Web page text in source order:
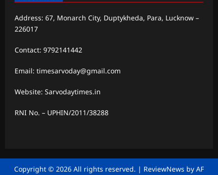
Address: 67, Monarch City, Duptykheda, Para, Lucknow –
226017
Contact: 9792141442
Email: timesarvoday@gmail.com
Website: Sarvodaytimes.in
RNI No. – UPHIN/2011/38288
Copyright © 2026 All rights reserved. | ReviewNews by AF